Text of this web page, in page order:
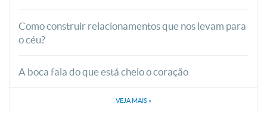
Como construir relacionamentos que nos levam para
o céu?
A boca fala do que está cheio o coração
VEJA MAIS »